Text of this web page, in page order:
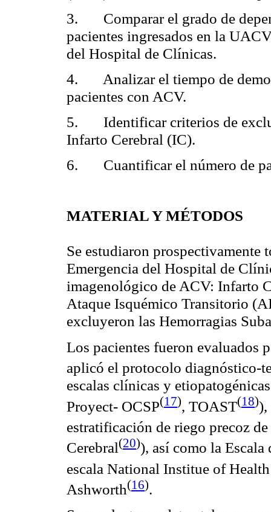
3.
Comparar el grado de
pacientes ingresados en la
del Hospital de Clínicas.
4.
Analizar el tiempo de
pacientes con ACV.
5.
Identificar criterios de
Infarto Cerebral (IC).
6.
Cuantificar el número de
MATERIAL Y MÉTODOS
Se estudiaron prospectivamente
Emergencia del Hospital de
imagenológico de ACV: Infarto
Ataque Isquémico Transitorio
excluyeron las Hemorragias
Los pacientes fueron evaluados
aplicó el protocolo diagnóstico-
escalas clínicas y
Proyect- OCSP(17), TOAST(18)),
estratificación de riego precoz
Cerebral(20)), así como la Escala
escala National Institue of
Ashworth(16).